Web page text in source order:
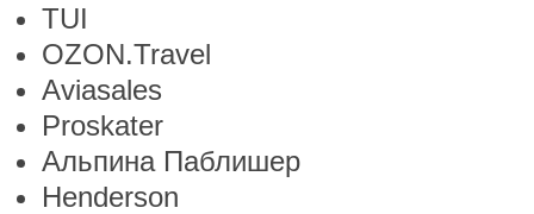
TUI
OZON.Travel
Aviasales
Proskater
Альпина Паблишер
Henderson